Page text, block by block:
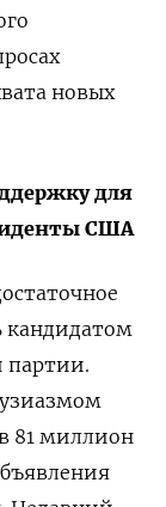
новых
для
США
кандидатом
партии.
81 миллион